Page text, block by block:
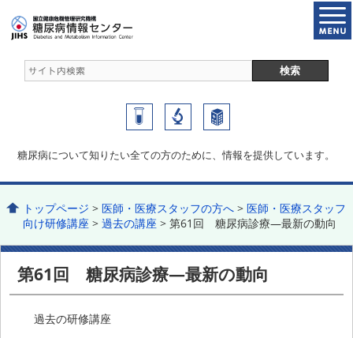
糖尿病について知りたい全ての方のために、情報を提供しています。
トップページ >医師・医療スタッフの方へ >医師・医療スタッフ
向け研修講座 >過去の講座 > 第61回 糖尿病診療―最新の動向
第61回 糖尿病診療―最新の動向
過去の研修講座